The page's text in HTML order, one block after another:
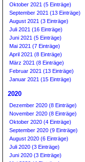
Oktober 2021 (5 Einträge)
September 2021 (13 Einträge)
August 2021 (3 Einträge)
Juli 2021 (16 Einträge)
Juni 2021 (5 Einträge)
Mai 2021 (7 Einträge)
April 2021 (8 Einträge)
März 2021 (8 Einträge)
Februar 2021 (13 Einträge)
Januar 2021 (15 Einträge)
2020
Dezember 2020 (8 Einträge)
November 2020 (8 Einträge)
Oktober 2020 (4 Einträge)
September 2020 (9 Einträge)
August 2020 (6 Einträge)
Juli 2020 (3 Einträge)
Juni 2020 (3 Einträge)